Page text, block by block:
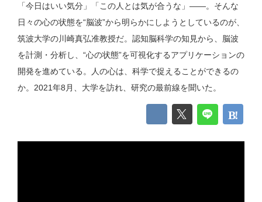
「今日はいい気分」「この人とは気が合うな」——。そんな
日々の心の状態を“脳波”から明らかにしようとしているのが、
筑波大学の川崎真弘准教授だ。認知脳科学の知見から、脳波
を計測・分析し、“心の状態”を可視化するアプリケーションの
開発を進めている。人の心は、科学で捉えることができるの
か。2021年8月、大学を訪れ、研究の最前線を聞いた。